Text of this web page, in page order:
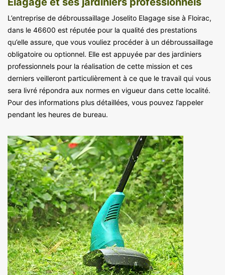
L’entreprise de débroussaillage Joselito Elagage sise à Floirac,
dans le 46600 est réputée pour la qualité des prestations
qu’elle assure, que vous vouliez procéder à un débroussaillage
obligatoire ou optionnel. Elle est appuyée par des jardiniers
professionnels pour la réalisation de cette mission et ces
derniers veilleront particulièrement à ce que le travail qui vous
sera livré répondra aux normes en vigueur dans cette localité.
Pour des informations plus détaillées, vous pouvez l’appeler
pendant les heures de bureau.